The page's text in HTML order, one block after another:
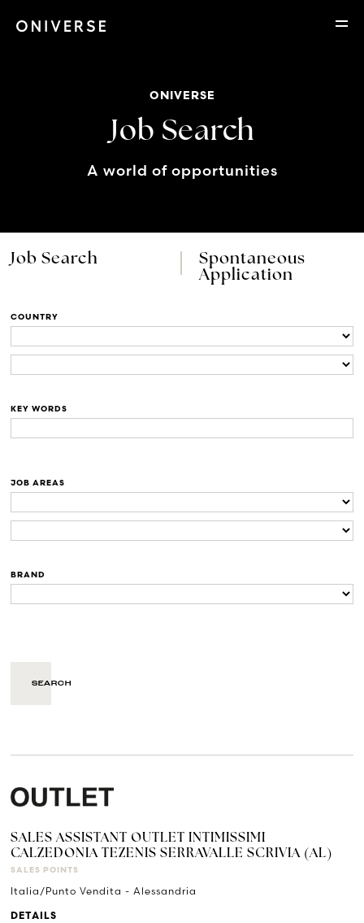
ONIVERSE
Job Search
A world of opportunities
Job Search
Spontaneous
Application
COUNTRY
KEY WORDS
JOB AREAS
BRAND
SALES ASSISTANT OUTLET INTIMISSIMI
CALZEDONIA TEZENIS SERRAVALLE SCRIVIA (AL)
SALES POINTS
Italia/Punto Vendita - Alessandria
DETAILS